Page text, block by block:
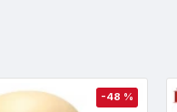
-48 %